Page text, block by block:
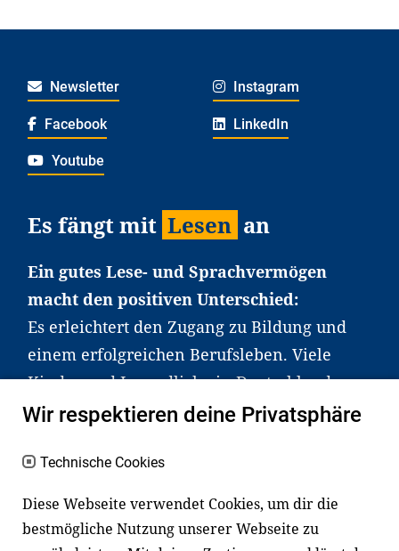
Newsletter Instagram
Facebook LinkedIn
Youtube
Es fängt mit Lesen an
Ein gutes Lese- und Sprachvermögen
macht den positiven Unterschied:
Es erleichtert den Zugang zu Bildung und
einem erfolgreichen Berufsleben. Viele
Kinder und Jugendliche in Deutschland
haben aber große Schwierigkeiten dabei.
an Familien sowie an Erzieher*innen,
Lehrer*innen und andere
Fachexpert*innen. Dafür arbeiten wir eng
Wir respektieren deine Privatsphäre
Technische Cookies
Diese Webseite verwendet Cookies, um dir die
bestmögliche Nutzung unserer Webseite zu